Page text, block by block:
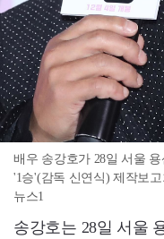
배우 송강호가 28일 서울
'1승'(감독 신연식) 제작보
뉴스1
송강호는 28일 서울